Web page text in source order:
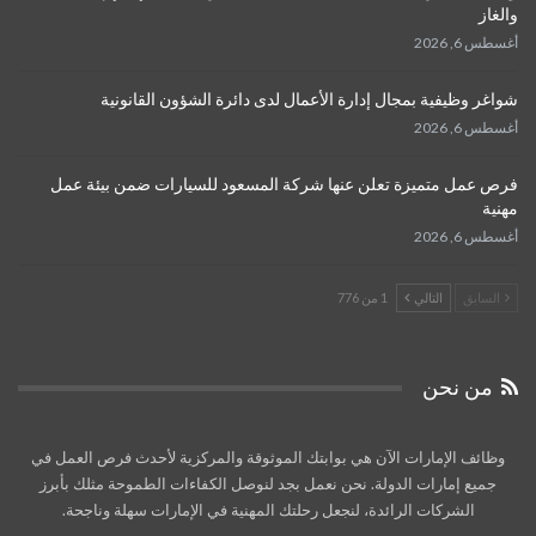
والغاز
أغسطس 6, 2026
شواغر وظيفية بمجال إدارة الأعمال لدى دائرة الشؤون القانونية
أغسطس 6, 2026
فرص عمل متميزة تعلن عنها شركة المسعود للسيارات ضمن بيئة عمل
مهنية
أغسطس 6, 2026
السابق التالي 1 من 776
من نحن
وظائف الإمارات الآن هي بوابتك الموثوقة والمركزية لأحدث فرص العمل في
جميع إمارات الدولة. نحن نعمل بجد لنوصل الكفاءات الطموحة مثلك بأبرز
الشركات الرائدة، لنجعل رحلتك المهنية في الإمارات سهلة وناجحة.